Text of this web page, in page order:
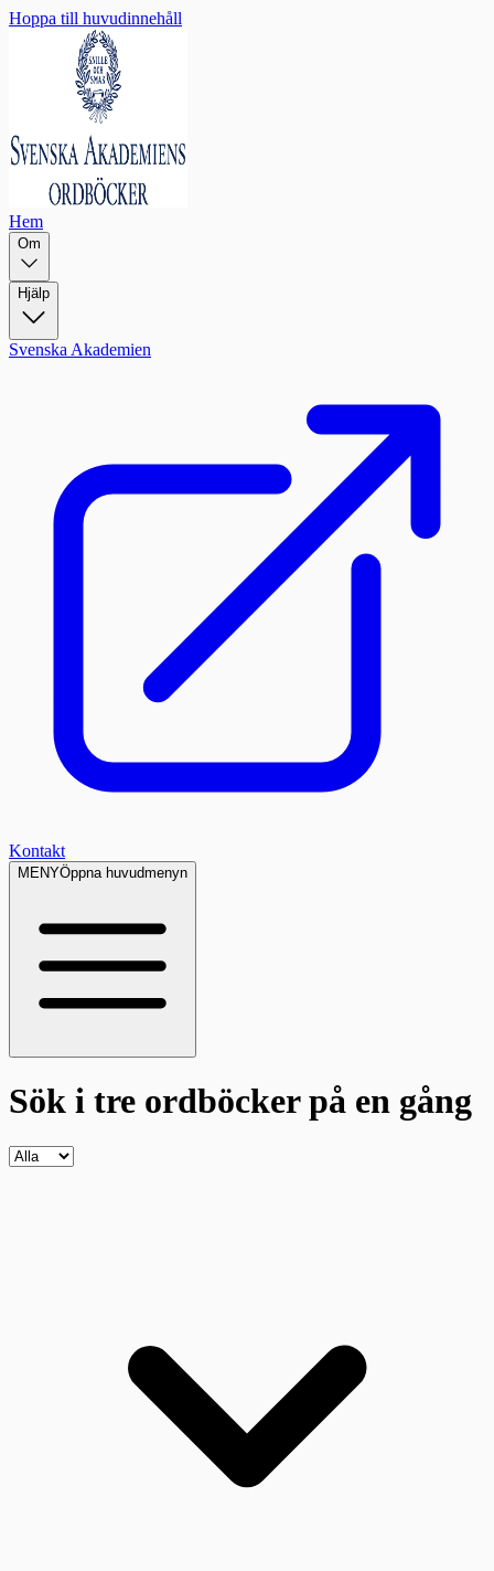
Hoppa till huvudinnehåll
Hem
Om
Hjälp
Svenska Akademien
Kontakt
MENYÖppna huvudmenyn
Sök i tre ordböckerpå en gång